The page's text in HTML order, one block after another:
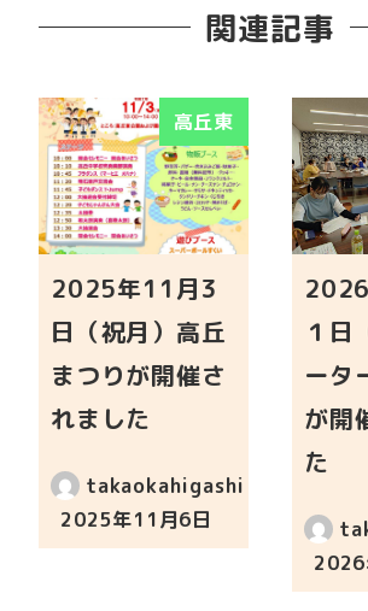
関連記事
高丘東
2025年11月3
日（祝月）高丘
まつりが開催さ
れました
takaokahigashi
投稿日
2025年11月6日
１日
ータ
が開
た
投稿日
2026